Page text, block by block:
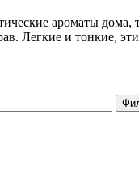
ароматы дома,
Легкие и тонкие,